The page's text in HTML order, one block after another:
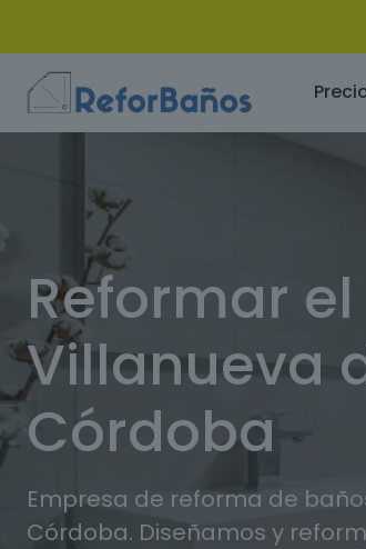
Reformar
Villanueva
Córdoba
Empresa de reforma de
Córdoba. Diseñamos y